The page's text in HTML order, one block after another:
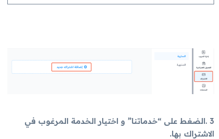
3 .الضغط على “خدماتنا” و اختيار الخدمة المرغوب في
الاشتراك بها.